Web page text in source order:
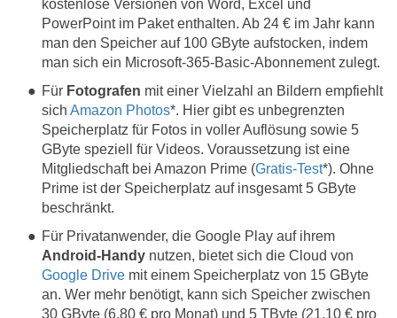
kostenlose Versionen von Word, Excel und
PowerPoint im Paket enthalten. Ab 24 € im Jahr kann
man den Speicher auf 100 GByte aufstocken, indem
man sich ein Microsoft-365-Basic-Abonnement zulegt.
Für Fotografen mit einer Vielzahl an Bildern empfiehlt
sich Amazon Photos*. Hier gibt es unbegrenzten
Speicherplatz für Fotos in voller Auflösung sowie 5
GByte speziell für Videos. Voraussetzung ist eine
Mitgliedschaft bei Amazon Prime (Gratis-Test*). Ohne
Prime ist der Speicherplatz auf insgesamt 5 GByte
beschränkt.
Für Privatanwender, die Google Play auf ihrem
Android-Handy nutzen, bietet sich die Cloud von
Google Drive mit einem Speicherplatz von 15 GByte
an. Wer mehr benötigt, kann sich Speicher zwischen
30 GByte (6,80 € pro Monat) und 5 TByte (21,10 € pro